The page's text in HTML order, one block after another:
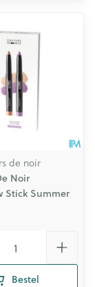
de noir
Noir
Stick Summer
Bestel